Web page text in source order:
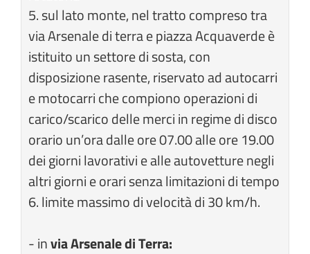
5. sul lato monte, nel tratto compreso tra
via Arsenale di terra e piazza Acquaverde è
istituito un settore di sosta, con
disposizione rasente, riservato ad autocarri
e motocarri che compiono operazioni di
carico/scarico delle merci in regime di disco
orario un’ora dalle ore 07.00 alle ore 19.00
dei giorni lavorativi e alle autovetture negli
altri giorni e orari senza limitazioni di tempo
6. limite massimo di velocità di 30 km/h.
-invia Arsenale di Terra: